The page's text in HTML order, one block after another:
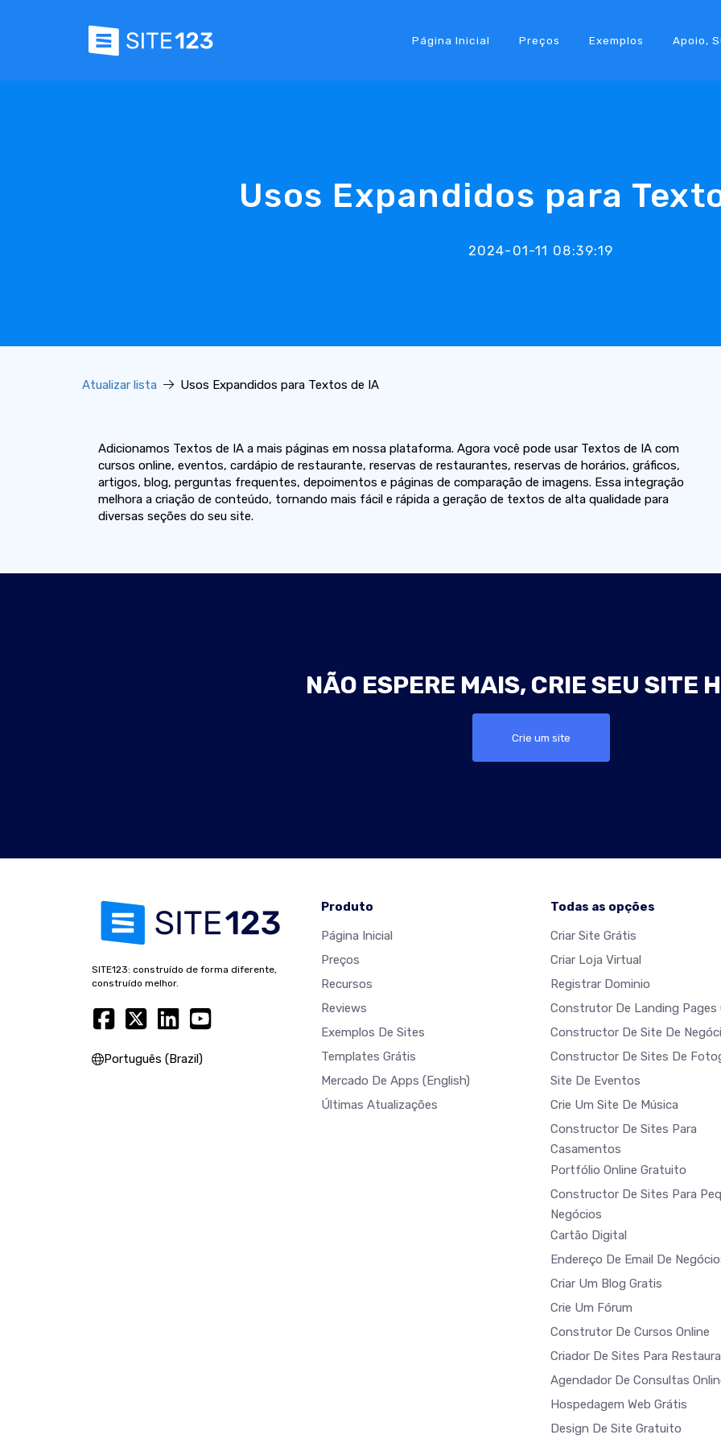
Página Inicial Preços Exemplos Apoio,
Usos Expandidos para
2024-01-11 08:39:19
Atualizar lista Usos Expandidos para Textos de IA
Adicionamos Textos de IA a mais páginas em nossa plataforma. Agora você pode usar Textos de IA com
cursos online, eventos, cardápio de restaurante, reservas de restaurantes, reservas de horários, gráficos,
artigos, blog, perguntas frequentes, depoimentos e páginas de comparação de imagens. Essa integração
melhora a criação de conteúdo, tornando mais fácil e rápida a geração de textos de alta qualidade para
diversas seções do seu site.
NÃO ESPERE MAIS, CRIE SEU SITE
Crie um site
SITE123: construído de forma diferente,
construído melhor.
Português (Brazil)
Produto
Página Inicial
Preços
Recursos
Reviews
Exemplos De Sites
Templates Grátis
Mercado De Apps (English)
Últimas Atualizações
Todas as opções
Criar Site Grátis
Criar Loja Virtual
Registrar Dominio
Construtor De Landing Pages
Constructor De Site De
Constructor De Sites De
Site De Eventos
Crie Um Site De Música
Constructor De Sites Para
Casamentos
Portfólio Online Gratuito
Constructor De Sites Para
Negócios
Cartão Digital
Endereço De Email De
Criar Um Blog Gratis
Crie Um Fórum
Construtor De Cursos Online
Criador De Sites Para
Agendador De Consultas
Hospedagem Web Grátis
Design De Site Gratuito